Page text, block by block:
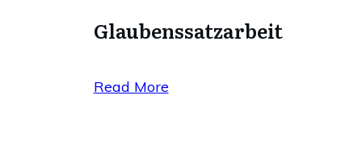
Glaubenssatzarbeit
Read More